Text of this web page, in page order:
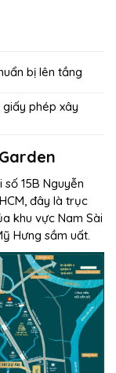
bị lên tầng
phép xây
15B Nguyễn
đây là trục
khu vực Nam Sài
Hưng sầm uất.